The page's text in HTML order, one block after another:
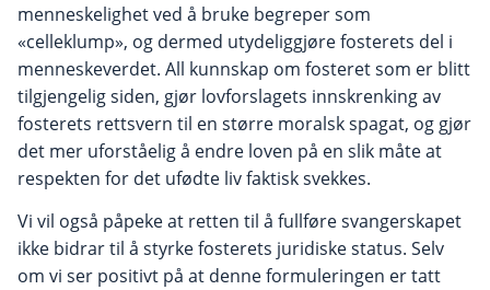
menneskelighet ved å bruke begreper som
«celleklump», og dermed utydeliggjøre fosterets del i
menneskeverdet. All kunnskap om fosteret som er blitt
tilgjengelig siden, gjør lovforslagets innskrenking av
fosterets rettsvern til en større moralsk spagat, og gjør
det mer uforståelig å endre loven på en slik måte at
respekten for det ufødte liv faktisk svekkes.
Vi vil også påpeke at retten til å fullføre svangerskapet
ikke bidrar til å styrke fosterets juridiske status. Selv
om vi ser positivt på at denne formuleringen er tatt